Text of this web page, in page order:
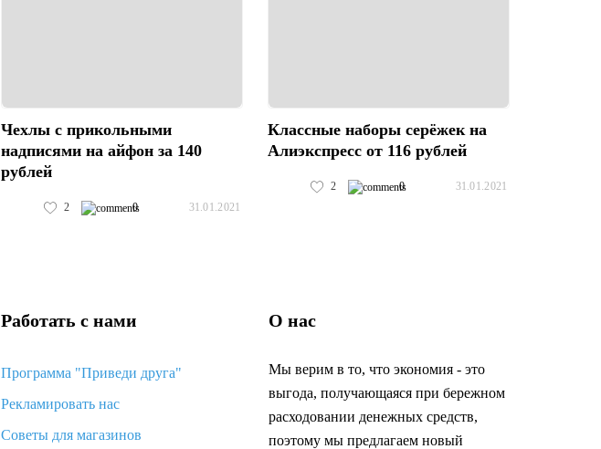
Чехлы с прикольными
надписями на айфон за 140
рублей
2 0 31.01.2021
Классные наборы серёжек на
Алиэкспресс от 116 рублей
2 0 31.01.2021
Работать с нами
Программа "Приведи друга"
Рекламировать нас
Советы для магазинов
О нас
Мы верим в то, что экономия - это
выгода, получающаяся при бережном
расходовании денежных средств,
поэтому мы предлагаем новый